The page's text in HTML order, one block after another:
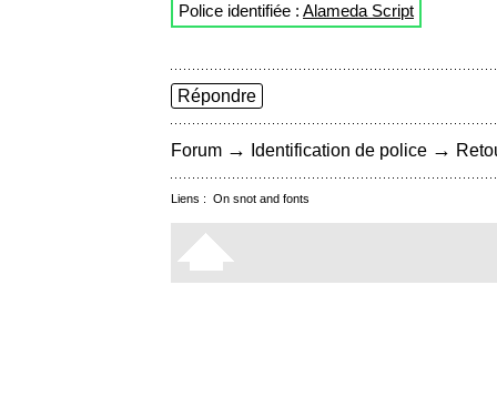
Police identifiée : Alameda Script
Répondre
Forum → Identification de police →
Liens : On snot and fonts